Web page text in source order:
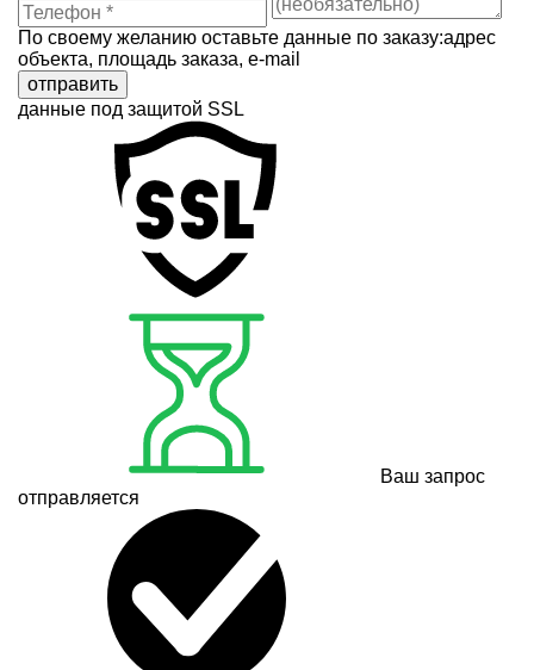
По своему желанию оставьте данные по заказу:адрес
объекта, площадь заказа, e-mail
отправить
данные под защитой SSL
Ваш запрос
отправляется